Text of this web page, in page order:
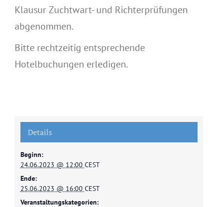
Klausur Zuchtwart- und Richterprüfungen
abgenommen.
Bitte rechtzeitig entsprechende
Hotelbuchungen erledigen.
Details
Beginn:
24.06.2023 @ 12:00 CEST
Ende:
25.06.2023 @ 16:00 CEST
Veranstaltungskategorien: